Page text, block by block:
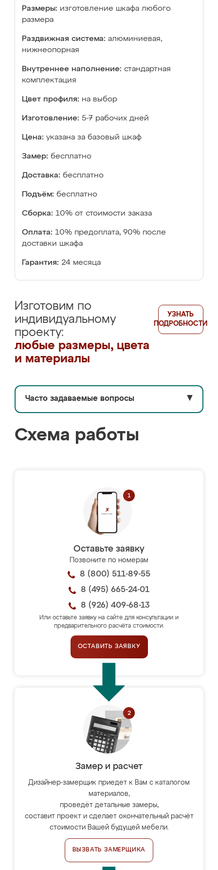
Размеры: изготовление шкафа любого
размера
Раздвижная система: алюминиевая,
нижнеопорная
Внутреннее наполнение: стандартная
комплектация
Цвет профиля: на выбор
Изготовление: 5-7 рабочих дней
Цена: указана за базовый шкаф
Замер: бесплатно
Доставка: бесплатно
Подъём: бесплатно
Сборка: 10% от стоимости заказа
Оплата: 10% предоплата, 90% после
доставки шкафа
Гарантия: 24 месяца
Изготовим по
индивидуальному
проекту:
любые размеры, цвета
и материалы
УЗНАТЬ
ПОДРОБНОСТИ
Часто задаваемые вопросы ▼
Схема работы
Оставьте заявку
Позвоните по номерам
8 (800) 511-89-55
8 (495) 665-24-01
8 (926) 409-68-13
Или оставьте заявку на сайте для консультации и
предварительного расчёта стоимости.
ОСТАВИТЬ ЗАЯВКУ
Замер и расчет
Дизайнер-замерщик приедет к Вам с каталогом
материалов,
проведёт детальные замеры,
составит проект и сделает окончательный расчёт
стоимости Вашей будущей мебели.
ВЫЗВАТЬ ЗАМЕРЩИКА